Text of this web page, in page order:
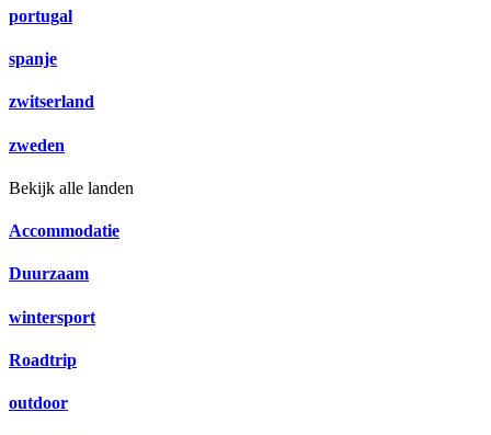
portugal
spanje
zwitserland
zweden
Bekijk alle landen
Accommodatie
Duurzaam
wintersport
Roadtrip
outdoor